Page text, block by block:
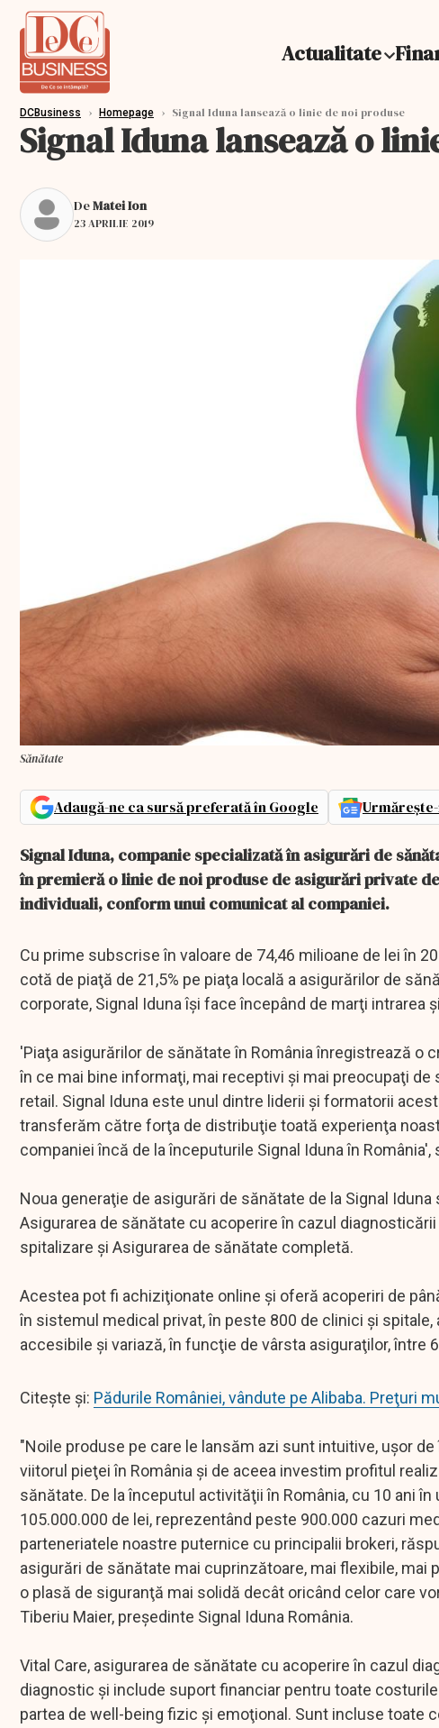
Actualitate
DCBusiness › Homepage › Signal Iduna lansează o linie de noi produse
Signal Iduna lansează o
DeMatei Ion
23 APRILIE 2019
Sănătate
Adaugă-ne ca sursă preferată în Google
Signal Iduna, companie specializată în asigurări de
în premieră o linie de noi produse de asigurări private
individuali, conform unui comunicat al companiei.
Cu prime subscrise în valoare de 74,46 milioane de lei în
cotă de piaţă de 21,5% pe piaţa locală a asigurărilor de
corporate, Signal Iduna îşi face începând de marţi intrarea
'Piaţa asigurărilor de sănătate în România înregistrează o
în ce mai bine informaţi, mai receptivi şi mai preocupaţi
retail. Signal Iduna este unul dintre liderii şi formatorii
transferăm către forţa de distribuţie toată experienţa
companiei încă de la începuturile Signal Iduna în
Noua generaţie de asigurări de sănătate de la Signal
Asigurarea de sănătate cu acoperire în cazul
spitalizare şi Asigurarea de sănătate completă.
Acestea pot fi achiziţionate online şi oferă acoperiri de
în sistemul medical privat, în peste 800 de clinici şi
accesibile şi variază, în funcţie de vârsta asiguraţilor, între
Citește și: Pădurile României, vândute pe Alibaba. Preţuri
"Noile produse pe care le lansăm azi sunt intuitive, uşor
viitorul pieţei în România şi de aceea investim profitul
sănătate. De la începutul activităţii în România, cu 10 ani
105.000.000 de lei, reprezentând peste 900.000 cazuri
parteneriatele noastre puternice cu principalii brokeri,
asigurări de sănătate mai cuprinzătoare, mai flexibile, mai
o plasă de siguranţă mai solidă decât oricând celor care
Tiberiu Maier, preşedinte Signal Iduna România.
Vital Care, asigurarea de sănătate cu acoperire în cazul
diagnostic şi include suport financiar pentru toate
partea de well-being fizic şi emoţional. Sunt incluse toate